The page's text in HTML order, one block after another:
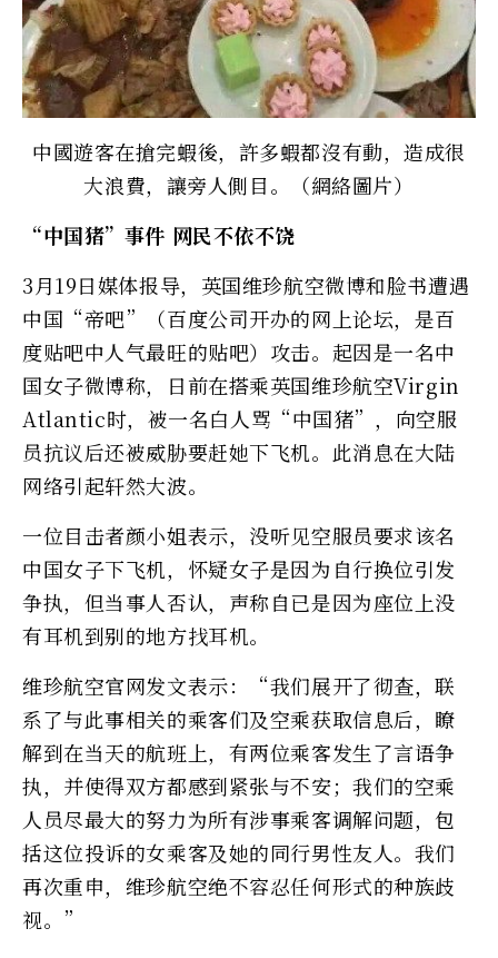
中國遊客在搶完蝦後，許多蝦都沒有動，造成很
大浪費，讓旁人側目。（網絡圖片）
“中国猪”事件 网民不依不饶
3月19日媒体报导，英国维珍航空微博和脸书遭遇
中国“帝吧”（百度公司开办的网上论坛，是百
度贴吧中人气最旺的贴吧）攻击。起因是一名中
国女子微博称，日前在搭乘英国维珍航空Virgin
Atlantic时，被一名白人骂“中国猪”，向空服
员抗议后还被威胁要赶她下飞机。此消息在大陆
网络引起轩然大波。
一位目击者颜小姐表示，没听见空服员要求该名
中国女子下飞机，怀疑女子是因为自行换位引发
争执，但当事人否认，声称自已是因为座位上没
有耳机到别的地方找耳机。
维珍航空官网发文表示：“我们展开了彻查，联
系了与此事相关的乘客们及空乘获取信息后，瞭
解到在当天的航班上，有两位乘客发生了言语争
执，并使得双方都感到紧张与不安；我们的空乘
人员尽最大的努力为所有涉事乘客调解问题，包
括这位投诉的女乘客及她的同行男性友人。我们
再次重申，维珍航空绝不容忍任何形式的种族歧
视。”